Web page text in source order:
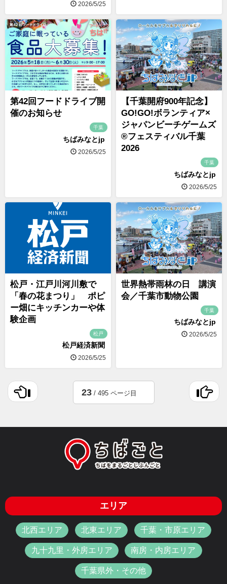
2026/5/25
第42回フードドライブ開
催のお知らせ
千葉
ちばみなとjp
2026/5/25
【千葉開府900年記念】
GO!GO!ボランティア×
ジャパンビーチゲームズ
®フェスティバル千葉
2026
千葉
ちばみなとjp
2026/5/25
松戸・江戸川河川敷で
「春の花まつり」 ポピ
ー畑にキッチンカーや体
験企画
松戸
松戸経済新聞
2026/5/25
世界熱帯雨林の日 講演
会／千葉市動物公園
千葉
ちばみなとjp
2026/5/25
23/ 495 ページ目
エリア
北西エリア 北東エリア 千葉・市原エリア
九十九里・外房エリア 南房・内房エリア
千葉県外・その他